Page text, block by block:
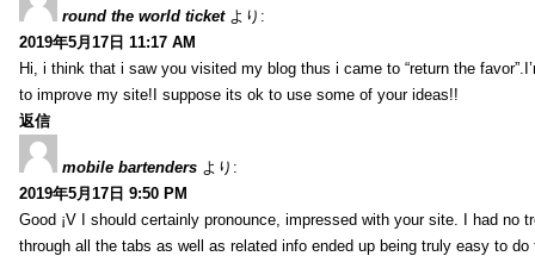
round the world ticket より:
2019年5月17日 11:17 AM
Hi, i think that i saw you visited my blog thus i came to “return the
to improve my site!I suppose its ok to use some of your ideas!!
返信
mobile bartenders より:
2019年5月17日 9:50 PM
Good ¡V I should certainly pronounce, impressed with your site. I had no
through all the tabs as well as related info ended up being truly easy to